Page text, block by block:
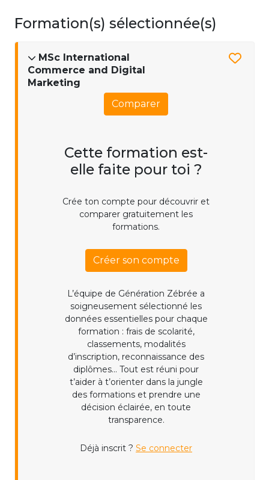
Formation(s) sélectionnée(s)
MSc International
Commerce and Digital
Marketing
Comparer
Cette formation est-
elle faite pour toi ?
Crée ton compte pour découvrir et
comparer gratuitement les
formations.
Créer son compte
L’équipe de Génération Zébrée a
soigneusement sélectionné les
données essentielles pour chaque
formation : frais de scolarité,
classements, modalités
d’inscription, reconnaissance des
diplômes... Tout est réuni pour
t’aider à t’orienter dans la jungle
des formations et prendre une
décision éclairée, en toute
transparence.
Déjà inscrit ? Se connecter